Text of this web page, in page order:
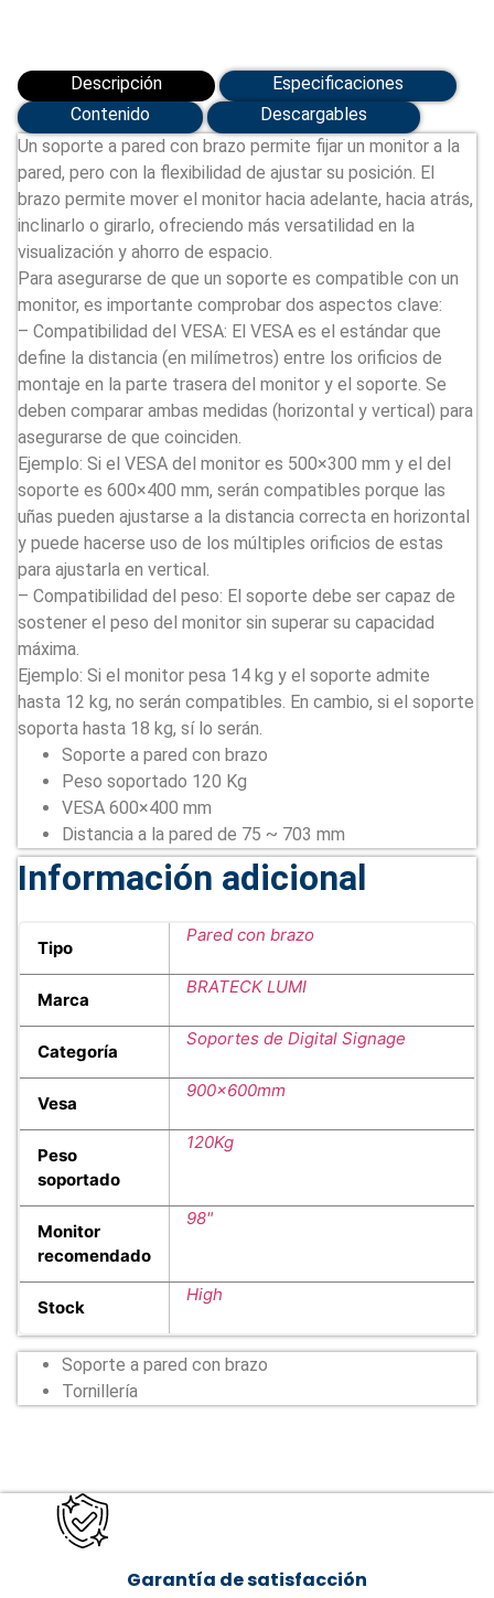
Descripción
Especificaciones
Contenido
Descargables
Un soporte a pared con brazo permite fijar un monitor a la
pared, pero con la flexibilidad de ajustar su posición. El
brazo permite mover el monitor hacia adelante, hacia atrás,
inclinarlo o girarlo, ofreciendo más versatilidad en la
visualización y ahorro de espacio.
Para asegurarse de que un soporte es compatible con un
monitor, es importante comprobar dos aspectos clave:
– Compatibilidad del VESA: El VESA es el estándar que
define la distancia (en milímetros) entre los orificios de
montaje en la parte trasera del monitor y el soporte. Se
deben comparar ambas medidas (horizontal y vertical) para
asegurarse de que coinciden.
Ejemplo: Si el VESA del monitor es 500×300 mm y el del
soporte es 600×400 mm, serán compatibles porque las
uñas pueden ajustarse a la distancia correcta en horizontal
y puede hacerse uso de los múltiples orificios de estas
para ajustarla en vertical.
– Compatibilidad del peso: El soporte debe ser capaz de
sostener el peso del monitor sin superar su capacidad
máxima.
Ejemplo: Si el monitor pesa 14 kg y el soporte admite
hasta 12 kg, no serán compatibles. En cambio, si el soporte
soporta hasta 18 kg, sí lo serán.
Soporte a pared con brazo
Peso soportado 120 Kg
VESA 600×400 mm
Distancia a la pared de 75 ~ 703 mm
Información adicional
Tipo
Pared con brazo
Marca
BRATECK LUMI
Categoría
Soportes de Digital Signage
Vesa
900x600mm
Peso
soportado
120Kg
Monitor
recomendado
98"
Stock
High
Soporte a pared con brazo
Tornillería
Garantía de satisfacción